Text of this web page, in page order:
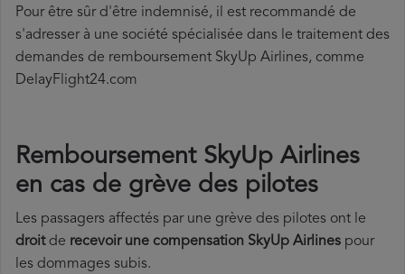
Pour être sûr d'être indemnisé, il est recommandé de
s'adresser à une société spécialisée dans le traitement des
demandes de remboursement SkyUp Airlines, comme
DelayFlight24.com
Remboursement SkyUp Airlines
en cas de grève des pilotes
Les passagers affectés par une grève des pilotes ont le
droitde recevoir une compensation SkyUp Airlines pour
les dommages subis.